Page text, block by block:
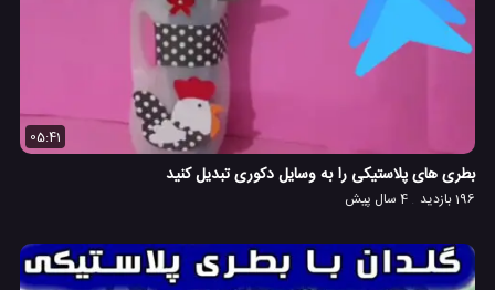
05:41
بطری های پلاستیکی را به وسایل دکوری تبدیل کنید
196 بازدید 4 سال پیش